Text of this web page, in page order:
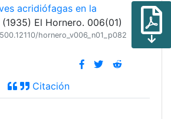
acridiófagas en la
(1935) El Hornero. 006(01)
hornero_v006_n01_p082
Citación